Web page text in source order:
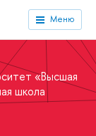
Меню
«Высшая
школа